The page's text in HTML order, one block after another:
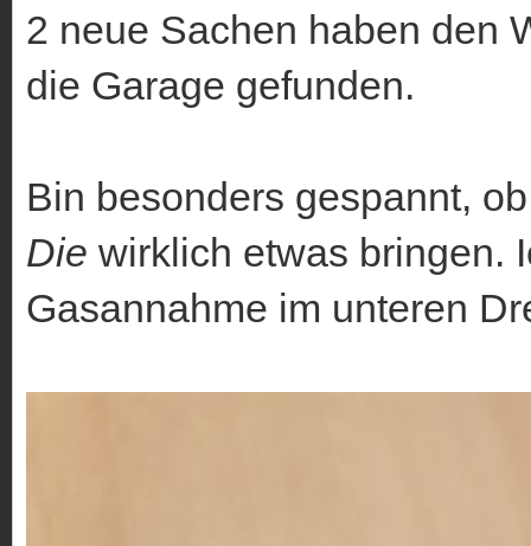
2 neue Sachen haben den
die Garage gefunden.
Bin besonders gespannt,
Die wirklich etwas bringen.
Gasannahme im unteren